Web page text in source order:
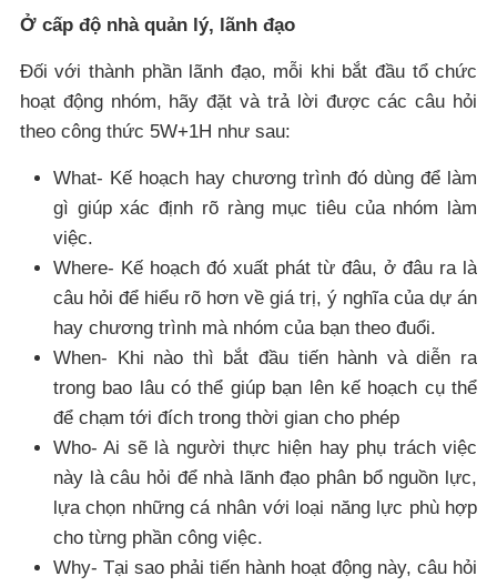
Ở cấp độ nhà quản lý, lãnh đạo
Đối với thành phần lãnh đạo, mỗi khi bắt đầu tổ chức
hoạt động nhóm, hãy đặt và trả lời được các câu hỏi
theo công thức 5W+1H như sau:
What- Kế hoạch hay chương trình đó dùng để làm
gì giúp xác định rõ ràng mục tiêu của nhóm làm
việc.
Where- Kế hoạch đó xuất phát từ đâu, ở đâu ra là
câu hỏi để hiểu rõ hơn về giá trị, ý nghĩa của dự án
hay chương trình mà nhóm của bạn theo đuổi.
When- Khi nào thì bắt đầu tiến hành và diễn ra
trong bao lâu có thể giúp bạn lên kế hoạch cụ thể
để chạm tới đích trong thời gian cho phép
Who- Ai sẽ là người thực hiện hay phụ trách việc
này là câu hỏi để nhà lãnh đạo phân bổ nguồn lực,
lựa chọn những cá nhân với loại năng lực phù hợp
cho từng phần công việc.
Why- Tại sao phải tiến hành hoạt động này, câu hỏi